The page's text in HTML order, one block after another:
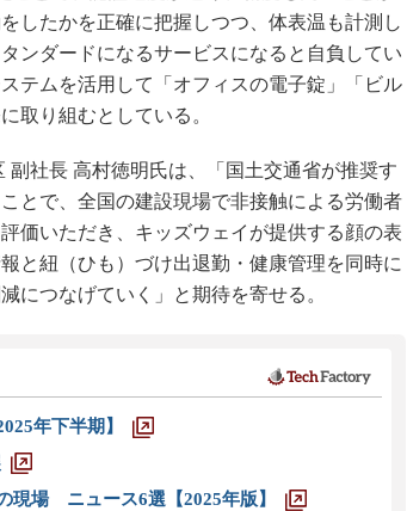
したかを正確に把握しつつ、体表温も計測し
ンダードになるサービスになると自負してい
テムを活用して「オフィスの電子錠」「ビル
取り組むとしている。
社長 高村徳明氏は、「国土交通省が推奨す
とで、全国の建設現場で非接触による労働者
価いただき、キッズウェイが提供する顔の表
と紐（ひも）づけ出退勤・健康管理を同時に
につなげていく」と期待を寄せる。
年下半期】
現場 ニュース6選【2025年版】